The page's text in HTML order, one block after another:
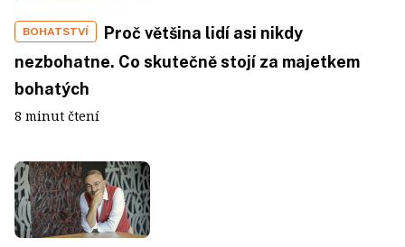
BOHATSTVÍ
Proč většina lidí asi nikdy
nezbohatne. Co skutečně stojí za majetkem
bohatých
8 minut čtení